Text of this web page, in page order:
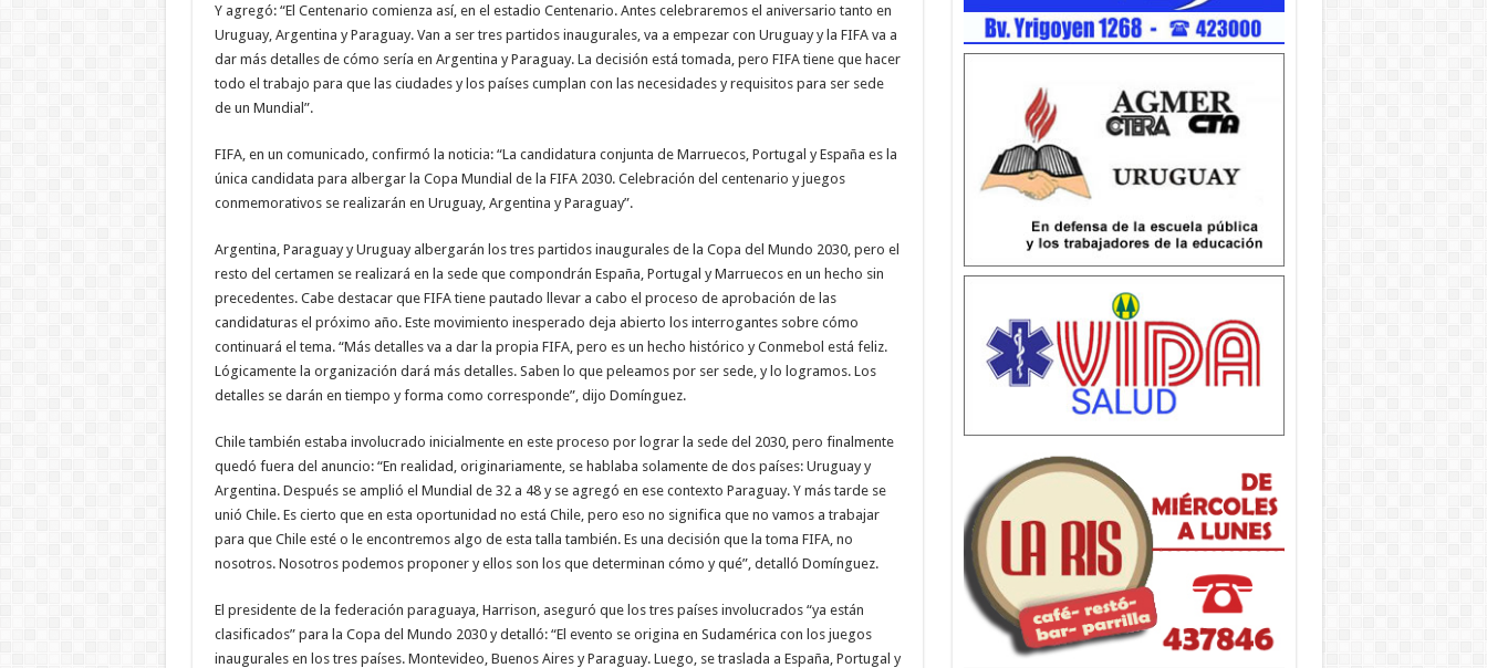
Y agregó: “El Centenario comienza así, en el estadio Centenario. Antes celebraremos el aniversario tanto en
Uruguay, Argentina y Paraguay. Van a ser tres partidos inaugurales, va a empezar con Uruguay y la FIFA va a
dar más detalles de cómo sería en Argentina y Paraguay. La decisión está tomada, pero FIFA tiene que hacer
todo el trabajo para que las ciudades y los países cumplan con las necesidades y requisitos para ser sede
de un Mundial”.
FIFA, en un comunicado, confirmó la noticia: “La candidatura conjunta de Marruecos, Portugal y España es la
única candidata para albergar la Copa Mundial de la FIFA 2030. Celebración del centenario y juegos
conmemorativos se realizarán en Uruguay, Argentina y Paraguay”.
Argentina, Paraguay y Uruguay albergarán los tres partidos inaugurales de la Copa del Mundo 2030, pero el
resto del certamen se realizará en la sede que compondrán España, Portugal y Marruecos en un hecho sin
precedentes. Cabe destacar que FIFA tiene pautado llevar a cabo el proceso de aprobación de las
candidaturas el próximo año. Este movimiento inesperado deja abierto los interrogantes sobre cómo
continuará el tema. “Más detalles va a dar la propia FIFA, pero es un hecho histórico y Conmebol está feliz.
Lógicamente la organización dará más detalles. Saben lo que peleamos por ser sede, y lo logramos. Los
detalles se darán en tiempo y forma como corresponde”, dijo Domínguez.
Chile también estaba involucrado inicialmente en este proceso por lograr la sede del 2030, pero finalmente
quedó fuera del anuncio: “En realidad, originariamente, se hablaba solamente de dos países: Uruguay y
Argentina. Después se amplió el Mundial de 32 a 48 y se agregó en ese contexto Paraguay. Y más tarde se
unió Chile. Es cierto que en esta oportunidad no está Chile, pero eso no significa que no vamos a trabajar
para que Chile esté o le encontremos algo de esta talla también. Es una decisión que la toma FIFA, no
nosotros. Nosotros podemos proponer y ellos son los que determinan cómo y qué”, detalló Domínguez.
El presidente de la federación paraguaya, Harrison, aseguró que los tres países involucrados “ya están
clasificados” para la Copa del Mundo 2030 y detalló: “El evento se origina en Sudamérica con los juegos
inaugurales en los tres países. Montevideo, Buenos Aires y Paraguay. Luego, se traslada a España, Portugal y